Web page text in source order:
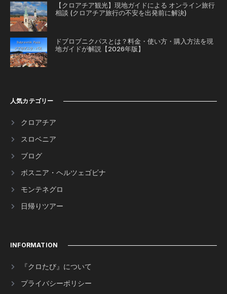
【クロアチア観光】現地ガイドによる オンライン旅行
相談 (クロアチア旅行の不安を出発前に解決)
ドブロブニクパスとは？料金・使い方・購入方法を現
地ガイドが解説【2026年版】
人気カテゴリー
クロアチア
スロベニア
ブログ
ボスニア・ヘルツェゴビナ
モンテネグロ
日帰りツアー
INFORMATION
『クロたび』について
プライバシーポリシー